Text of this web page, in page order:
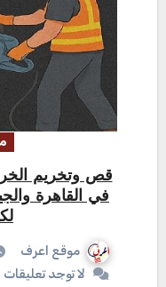
قص وتخريم
في القاهرة
موقع اعرف
لا توجد تعليقات